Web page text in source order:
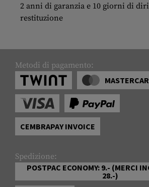
2 anni di garanzia e 10 giorni di
restituzione
Metodi di pagamento:
CEMBRAPAY INVOICE
Spedizione:
POSTPAC ECONOMY: 9.- (MERCI
28.-)